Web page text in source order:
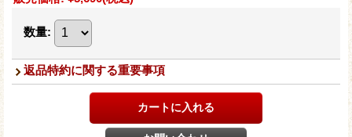
数量:
返品特約に関する重要事項